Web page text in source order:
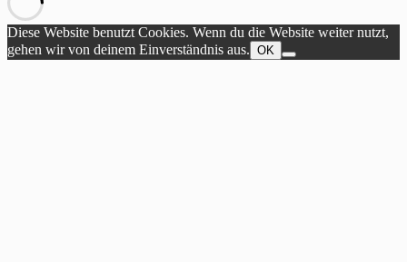
Diese Website benutzt Cookies. Wenn du die Website weiter nutzt,
gehen wir von deinem Einverständnis aus. OK